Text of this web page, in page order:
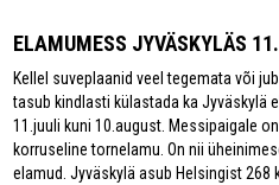
ELAMUMESS JYVÄSKYLÄS
Kellel suveplaanid veel tegemata või
tasub kindlasti külastada ka Jyväskylä
11.juuli kuni 10.august. Messipaigale
korruseline tornelamu. On nii
elamud. Jyväskylä asub Helsingist 268